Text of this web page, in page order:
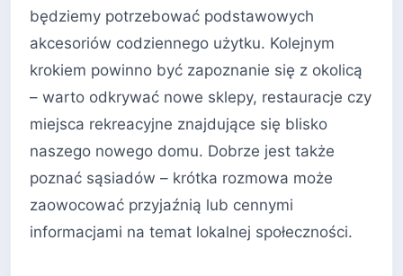
będziemy potrzebować podstawowych
akcesoriów codziennego użytku. Kolejnym
krokiem powinno być zapoznanie się z okolicą
– warto odkrywać nowe sklepy, restauracje czy
miejsca rekreacyjne znajdujące się blisko
naszego nowego domu. Dobrze jest także
poznać sąsiadów – krótka rozmowa może
zaowocować przyjaźnią lub cennymi
informacjami na temat lokalnej społeczności.